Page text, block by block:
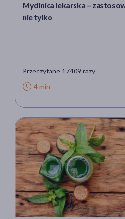
Mydlnica lekarska –
nie tylko
Przeczytane 17409 razy
4 min